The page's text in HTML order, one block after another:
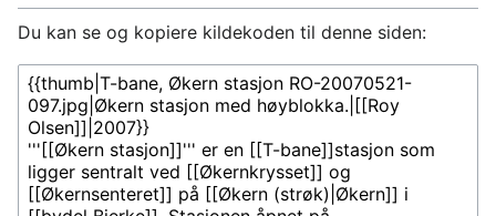
Du kan se og kopiere kildekoden til denne siden: